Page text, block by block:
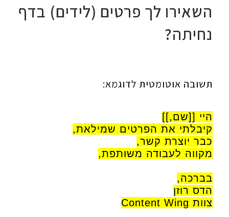
השאירו לך פרטים (לידים) בדף
נחיתה?
תשובה אוטומטית לדוגמא:
היי [[שם,]]
קיבלתי את הפרטים שמילאת,
כבר יוצרת קשר,
מקווה לעבודה משותפת,
בברכה,
הדס רוזן
צוות Content Wing